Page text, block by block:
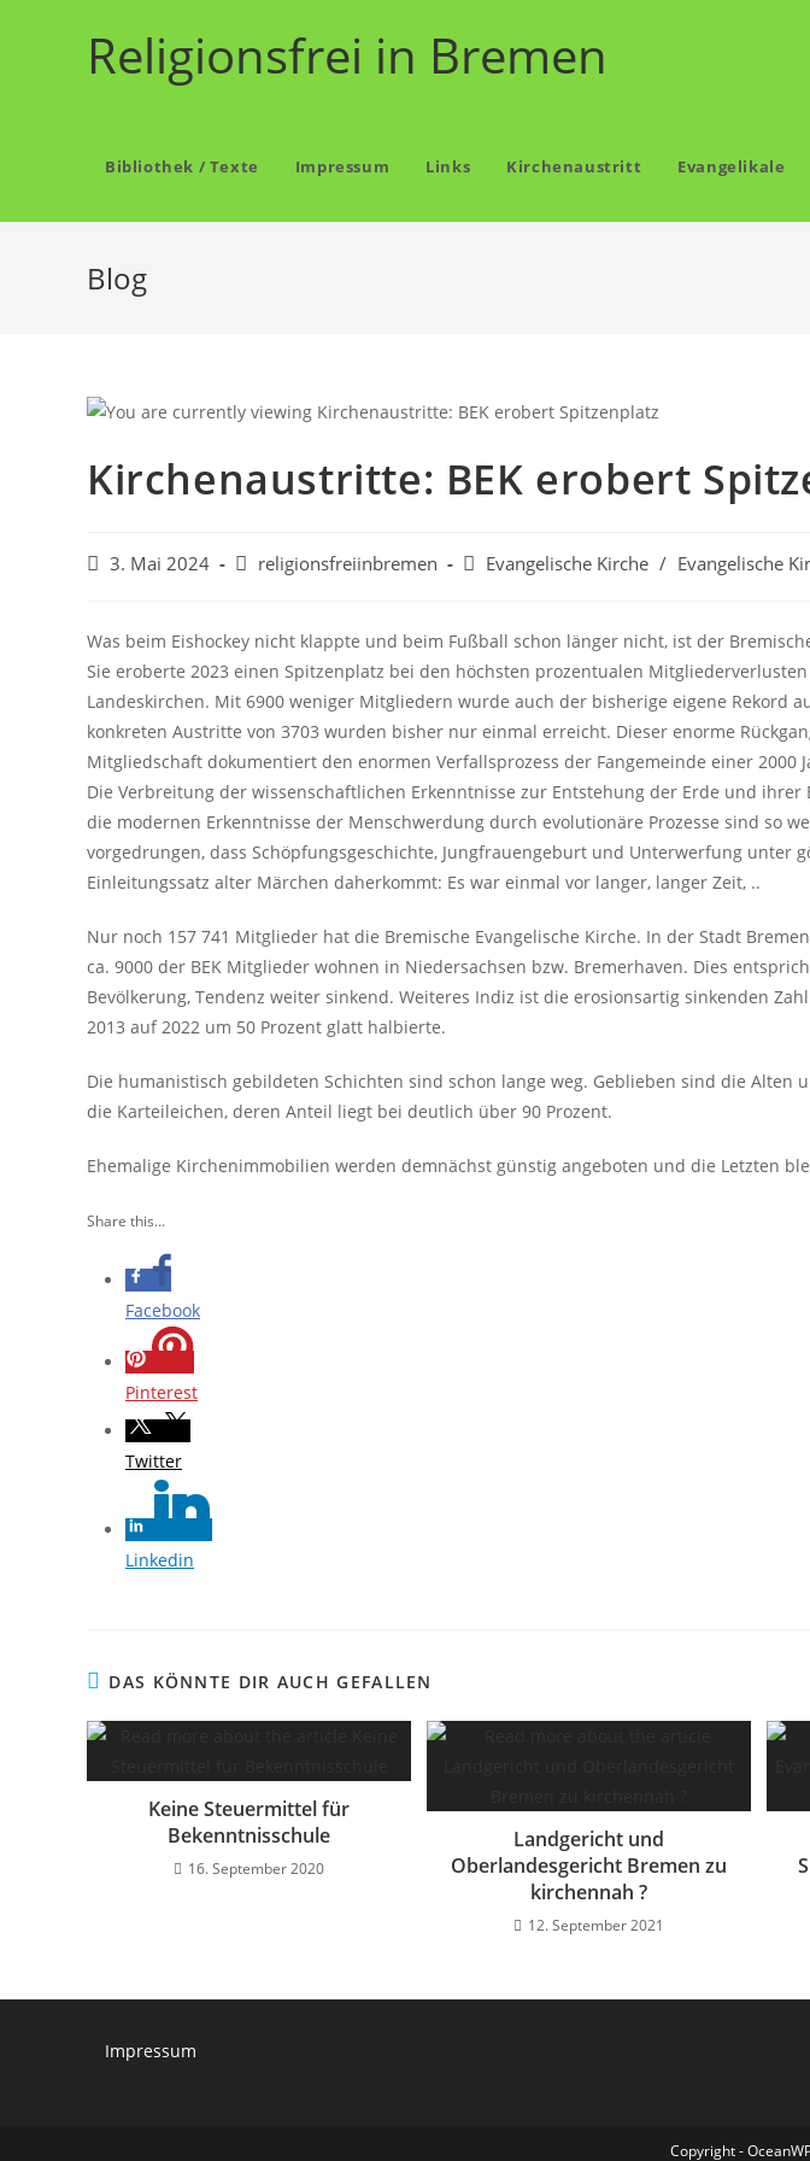
Religionsfrei in Bremen
Bibliothek / Texte Impressum Links Kirchenaustritt Evangelikale
Blog
Kirchenaustritte: BEK erobert
Beitrag
3. Mai 2024
Beitrags-
religionsfreiinbremen
Beitrags-
Evangelische Kirche / Evangelische
Was beim Eishockey nicht klappte und beim Fußball schon länger nicht, ist der
Sie eroberte 2023 einen Spitzenplatz bei den höchsten prozentualen
Landeskirchen. Mit 6900 weniger Mitgliedern wurde auch der bisherige eigene Rekord
konkreten Austritte von 3703 wurden bisher nur einmal erreicht. Dieser enorme
Mitgliedschaft dokumentiert den enormen Verfallsprozess der Fangemeinde einer 2000
Die Verbreitung der wissenschaftlichen Erkenntnisse zur Entstehung der Erde und ihrer
die modernen Erkenntnisse der Menschwerdung durch evolutionäre Prozesse sind so
vorgedrungen, dass Schöpfungsgeschichte, Jungfrauengeburt und Unterwerfung unter
Einleitungssatz alter Märchen daherkommt: Es war einmal vor langer, langer Zeit, ..
Nur noch 157 741 Mitglieder hat die Bremische Evangelische Kirche. In der Stadt
ca. 9000 der BEK Mitglieder wohnen in Niedersachsen bzw. Bremerhaven. Dies
Bevölkerung, Tendenz weiter sinkend. Weiteres Indiz ist die erosionsartig sinkenden
2013 auf 2022 um 50 Prozent glatt halbierte.
Die humanistisch gebildeten Schichten sind schon lange weg. Geblieben sind die Alten
die Karteileichen, deren Anteil liegt bei deutlich über 90 Prozent.
Ehemalige Kirchenimmobilien werden demnächst günstig angeboten und die Letzten
Share this...
Facebook
Pinterest
Twitter
Linkedin
DAS KÖNNTE DIR AUCH GEFALLEN
Keine Steuermittel für
Bekenntnisschule
16. September 2020
Landgericht und
Oberlandesgericht Bremen zu
kirchennah ?
12. September 2021
Impressum
Copyright -